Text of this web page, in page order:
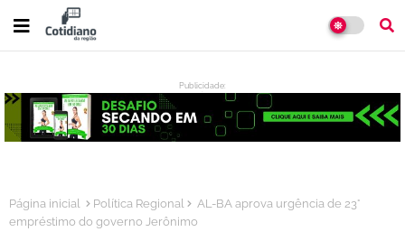
Publicidade:
:
Página inicial Política Regional
AL-BA aprova urgência de 23°
empréstimo do governo Jerônimo